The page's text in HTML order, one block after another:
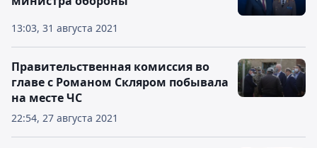
13:03, 31 августа 2021
22:54, 27 августа 2021
Правительственная комиссия во
главе с Романом Скляром побывала
на месте ЧС